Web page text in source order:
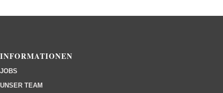
INFORMATIONEN
JOBS
UNSER TEAM